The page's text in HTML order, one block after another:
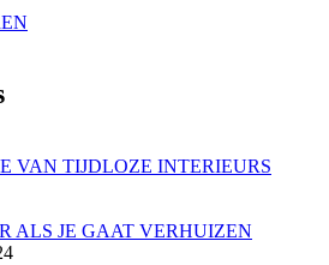
VAN TIJDLOZE INTERIEURS
ALS JE GAAT VERHUIZEN